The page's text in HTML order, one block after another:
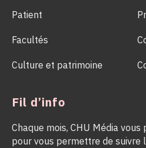
Patient
Facultés
Culture et patrimoine
Fil d’info
Chaque mois, CHU Média
pour vous permettre de suivre